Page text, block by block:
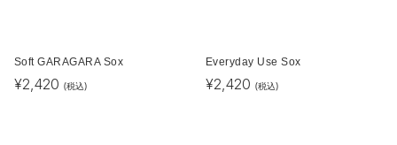
Soft GARAGARA Sox
¥2,420 (税込)
Everyday Use Sox
¥2,420 (税込)